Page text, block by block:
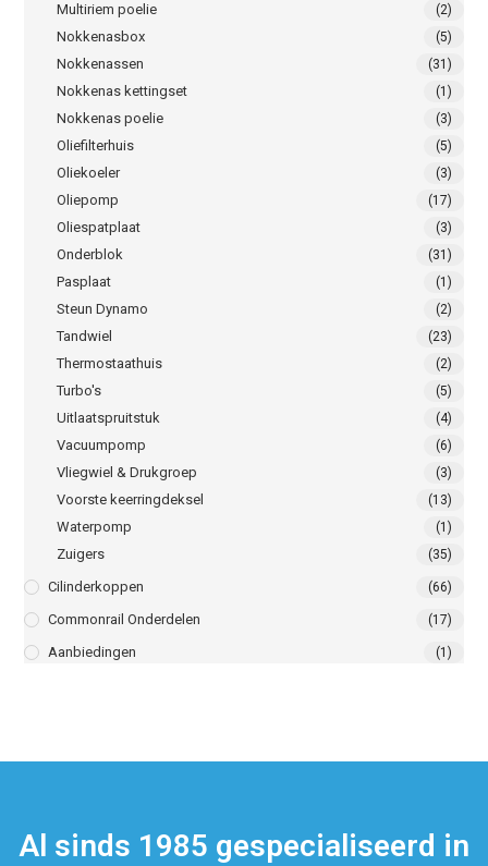
Multiriem poelie (2)
Nokkenasbox (5)
Nokkenassen (31)
Nokkenas kettingset (1)
Nokkenas poelie (3)
Oliefilterhuis (5)
Oliekoeler (3)
Oliepomp (17)
Oliespatplaat (3)
Onderblok (31)
Pasplaat (1)
Steun Dynamo (2)
Tandwiel (23)
Thermostaathuis (2)
Turbo's (5)
Uitlaatspruitstuk (4)
Vacuumpomp (6)
Vliegwiel & Drukgroep (3)
Voorste keerringdeksel (13)
Waterpomp (1)
Zuigers (35)
Cilinderkoppen (66)
Commonrail Onderdelen (17)
Aanbiedingen (1)
Al sinds 1985 gespecialiseerd in